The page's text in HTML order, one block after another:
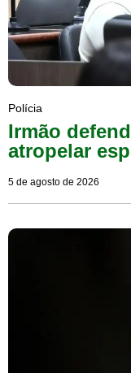
Polícia
Irmão
atropelar
5 de agosto de 2026